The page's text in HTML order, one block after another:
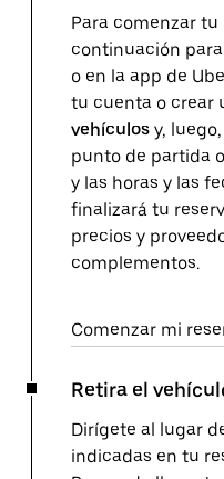
Para comenzar
continuación
o en la app de
tu cuenta o crear
vehículos y,
punto de partida
y las horas y las
finalizará tu
precios y
complementos.
Comenzar mi
Retira el
Dirígete al lugar
indicadas en tu